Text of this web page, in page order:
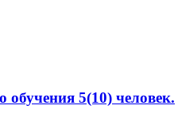
5(10) человек.